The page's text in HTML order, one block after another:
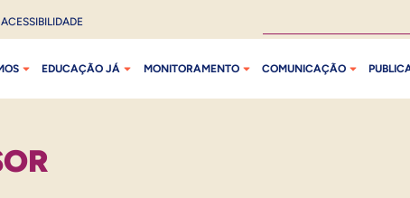
ACESSIBILIDADE
EDUCAÇÃO JÁ MONITORAMENTO COMUNICAÇÃO